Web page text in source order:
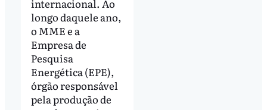
internacional. Ao
longo daquele ano,
o MME e a
Empresa de
Pesquisa
Energética (EPE),
órgão responsável
pela produção de